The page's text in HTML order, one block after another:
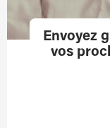
Envoyez
vos